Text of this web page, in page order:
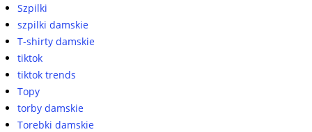
Szpilki
szpilki damskie
T-shirty damskie
tiktok
tiktok trends
Topy
torby damskie
Torebki damskie